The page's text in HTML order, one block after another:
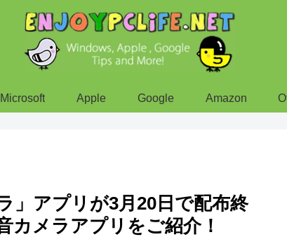
Microsoft Apple Google Amazon
」アプリが3月20日で配布終
カメラアプリをご紹介！